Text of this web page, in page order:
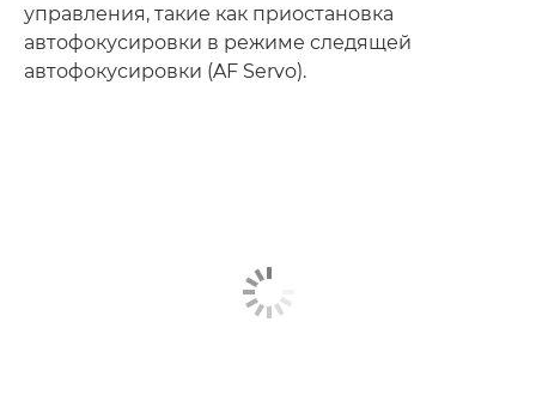
управления, такие как приостановка
автофокусировки в режиме следящей
автофокусировки (AF Servo).